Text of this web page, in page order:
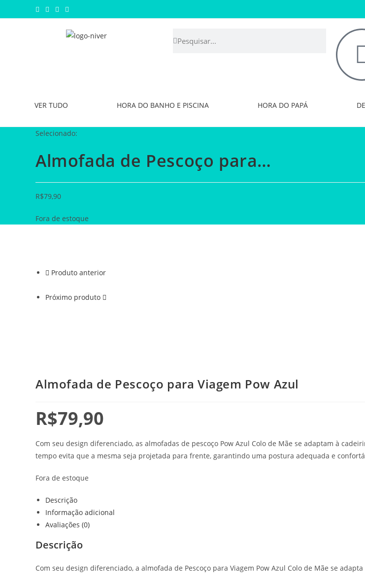
VER TUDO HORA DO BANHO E PISCINA HORA DO PAPÁ
Selecionado:
Almofada de Pescoço para…
R$79,90
Fora de estoque
Produto anterior
Próximo produto
Almofada de Pescoço para Viagem Pow Azul
R$79,90
Com seu design diferenciado, as almofadas de pescoço Pow Azul Colo de Mãe se adaptam à
tempo evita que a mesma seja projetada para frente, garantindo uma postura adequada e
Fora de estoque
Descrição
Informação adicional
Avaliações (0)
Descrição
Com seu design diferenciado, a almofada de Pescoço para Viagem Pow Azul Colo de Mãe se